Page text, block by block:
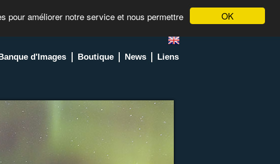
OK
pour améliorer notre service et nous permettre
d'Images Boutique News Liens